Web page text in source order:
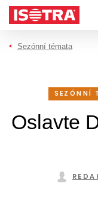
Přeskočit na obsah
Sezónní témata
SEZÓNNÍ
Oslavte